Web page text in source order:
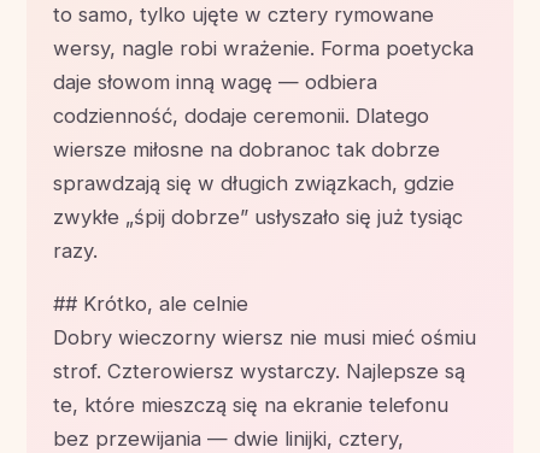
to samo, tylko ujęte w cztery rymowane
wersy, nagle robi wrażenie. Forma poetycka
daje słowom inną wagę — odbiera
codzienność, dodaje ceremonii. Dlatego
wiersze miłosne na dobranoc tak dobrze
sprawdzają się w długich związkach, gdzie
zwykłe „śpij dobrze” usłyszało się już tysiąc
razy.
## Krótko, ale celnie
Dobry wieczorny wiersz nie musi mieć ośmiu
strof. Czterowiersz wystarczy. Najlepsze są
te, które mieszczą się na ekranie telefonu
bez przewijania — dwie linijki, cztery,